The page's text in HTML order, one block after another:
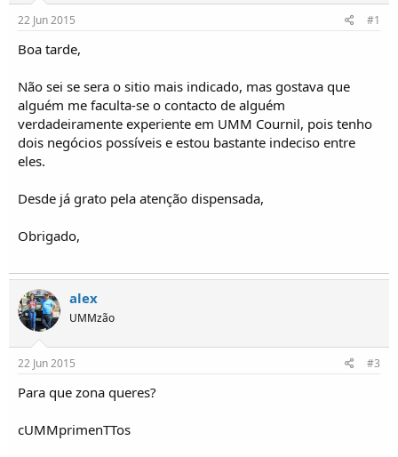
d
o
r
T
ó
p
i
c
o
22 Jun 2015 #1
Boa tarde,
Não sei se sera o sitio mais indicado, mas gostava que
alguém me faculta-se o contacto de alguém
verdadeiramente experiente em UMM Cournil, pois tenho
dois negócios possíveis e estou bastante indeciso entre
eles.
Desde já grato pela atenção dispensada,
Obrigado,
alex
UMMzão
22 Jun 2015 #3
Para que zona queres?
cUMMprimenTTos